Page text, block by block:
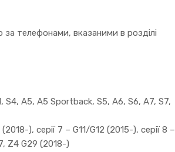
телефонами, вказаними в розділі
A5, A5 Sportback, S5, A6, S6, A7, S7,
), серії 7 – G11/G12 (2015-), серії 8 –
Z4 G29 (2018-)